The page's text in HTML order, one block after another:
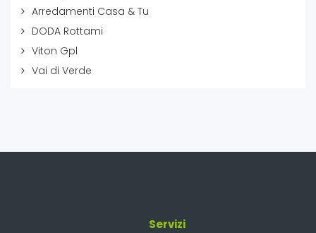
Arredamenti Casa & Tu
DODA Rottami
Viton Gpl
Vai di Verde
Servizi